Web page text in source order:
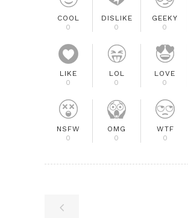
COOL
0
DISLIKE
0
GEEKY
0
LIKE
0
LOL
0
LOVE
0
NSFW
0
OMG
0
WTF
0